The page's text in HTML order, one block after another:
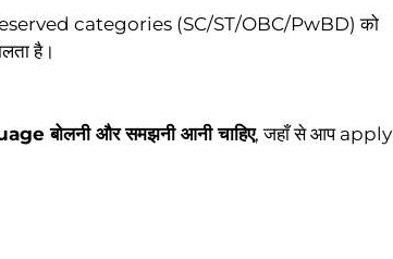
categories (SC/ST/OBC/PwBD) को
है।
बोलनी और समझनी आनी चाहिए, जहाँ से आप apply